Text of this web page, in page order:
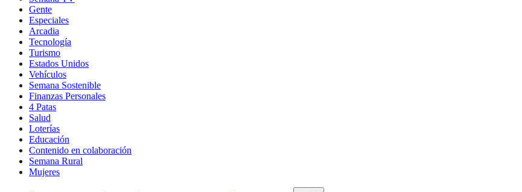
Gente
Especiales
Arcadia
Tecnología
Turismo
Estados Unidos
Vehículos
Semana Sostenible
Finanzas Personales
4 Patas
Salud
Loterías
Educación
Contenido en colaboración
Semana Rural
Mujeres